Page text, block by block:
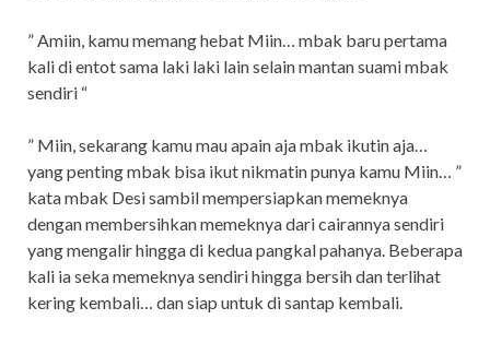
” Amiin, kamu memang hebat Miin… mbak baru pertama
kali di entot sama laki laki lain selain mantan suami mbak
sendiri “
” Miin, sekarang kamu mau apain aja mbak ikutin aja…
yang penting mbak bisa ikut nikmatin punya kamu Miin… ”
kata mbak Desi sambil mempersiapkan memeknya
dengan membersihkan memeknya dari cairannya sendiri
yang mengalir hingga di kedua pangkal pahanya. Beberapa
kali ia seka memeknya sendiri hingga bersih dan terlihat
kering kembali… dan siap untuk di santap kembali.